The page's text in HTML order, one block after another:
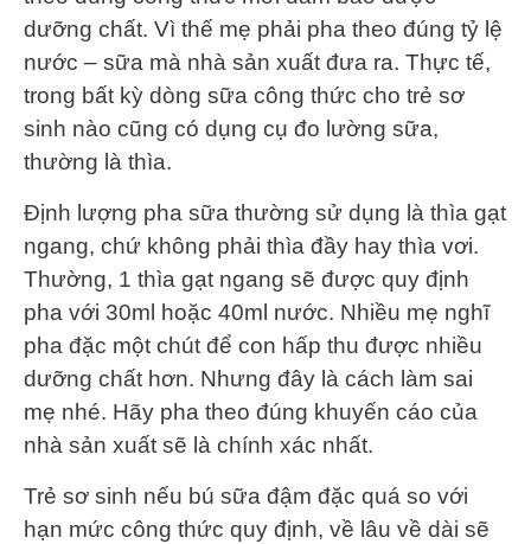
dưỡng chất. Vì thế mẹ phải pha theo đúng tỷ lệ
nước – sữa mà nhà sản xuất đưa ra. Thực tế,
trong bất kỳ dòng sữa công thức cho trẻ sơ
sinh nào cũng có dụng cụ đo lường sữa,
thường là thìa.
Định lượng pha sữa thường sử dụng là thìa gạt
ngang, chứ không phải thìa đầy hay thìa vơi.
Thường, 1 thìa gạt ngang sẽ được quy định
pha với 30ml hoặc 40ml nước. Nhiều mẹ nghĩ
pha đặc một chút để con hấp thu được nhiều
dưỡng chất hơn. Nhưng đây là cách làm sai
mẹ nhé. Hãy pha theo đúng khuyến cáo của
nhà sản xuất sẽ là chính xác nhất.
Trẻ sơ sinh nếu bú sữa đậm đặc quá so với
hạn mức công thức quy định, về lâu về dài sẽ